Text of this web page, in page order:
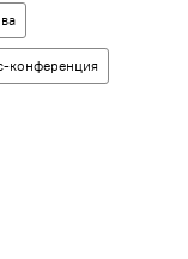
конференция